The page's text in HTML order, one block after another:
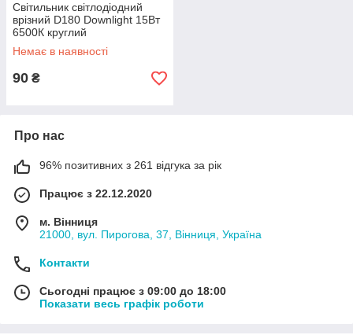
Світильник світлодіодний
врізний D180 Downlight 15Вт
6500К круглий
Немає в наявності
90 ₴
Про нас
96% позитивних з 261 відгука за рік
Працює з 22.12.2020
м. Вінниця
21000, вул. Пирогова, 37, Вінниця, Україна
Контакти
Сьогодні працює з 09:00 до 18:00
Показати весь графік роботи